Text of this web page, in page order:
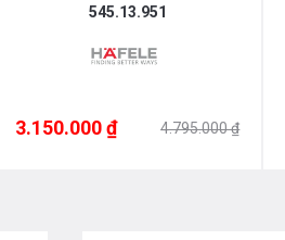
545.13.951
3.150.000 ₫ 4.795.000 ₫